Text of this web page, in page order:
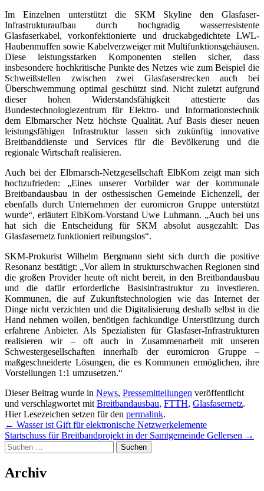
Im Einzelnen unterstützt die SKM Skyline den Glasfaser-
Infrastrukturaufbau durch hochgradig wasserresistente
Glasfaserkabel, vorkonfektionierte und druckabgedichtete LWL-
Haubenmuffen sowie Kabelverzweiger mit Multifunktionsgehäusen.
Diese leistungsstarken Komponenten stellen sicher, dass
insbesondere hochkritische Punkte des Netzes wie zum Beispiel die
Schweißstellen zwischen zwei Glasfaserstrecken auch bei
Überschwemmung optimal geschützt sind. Nicht zuletzt aufgrund
dieser hohen Widerstandsfähigkeit attestierte das
Bundestechnologiezentrum für Elektro- und Informationstechnik
dem Elbmarscher Netz höchste Qualität. Auf Basis dieser neuen
leistungsfähigen Infrastruktur lassen sich zukünftig innovative
Breitbanddienste und Services für die Bevölkerung und die
regionale Wirtschaft realisieren.
Auch bei der Elbmarsch-Netzgesellschaft ElbKom zeigt man sich
hochzufrieden: „Eines unserer Vorbilder war der kommunale
Breitbandausbau in der osthessischen Gemeinde Eichenzell, der
ebenfalls durch Unternehmen der euromicron Gruppe unterstützt
wurde“, erläutert ElbKom-Vorstand Uwe Luhmann. „Auch bei uns
hat sich die Entscheidung für SKM absolut ausgezahlt: Das
Glasfasernetz funktioniert reibungslos“.
SKM-Prokurist Wilhelm Bergmann sieht sich durch die positive
Resonanz bestätigt: „Vor allem in strukturschwachen Regionen sind
die großen Provider heute oft nicht bereit, in den Breitbandausbau
und die dafür erforderliche Basisinfrastruktur zu investieren.
Kommunen, die auf Zukunftstechnologien wie das Internet der
Dinge nicht verzichten und die Digitalisierung deshalb selbst in die
Hand nehmen wollen, benötigen fachkundige Unterstützung durch
erfahrene Anbieter. Als Spezialisten für Glasfaser-Infrastrukturen
realisieren wir – oft auch in Zusammenarbeit mit unseren
Schwestergesellschaften innerhalb der euromicron Gruppe –
maßgeschneiderte Lösungen, die es Kommunen ermöglichen, ihre
Vorstellungen 1:1 umzusetzen.“
Dieser Beitrag wurde in News, Pressemitteilungen veröffentlicht
und verschlagwortet mit Breitbandausbau, FTTH, Glasfasernetz.
Hier Lesezeichen setzen für den permalink.
Post
navigation
← Wasser ist Gift für elektronische Netzwerkelemente
Startschuss für Breitbandprojekt in der Samtgemeinde Gellersen →
Suchen
nach:
Archiv